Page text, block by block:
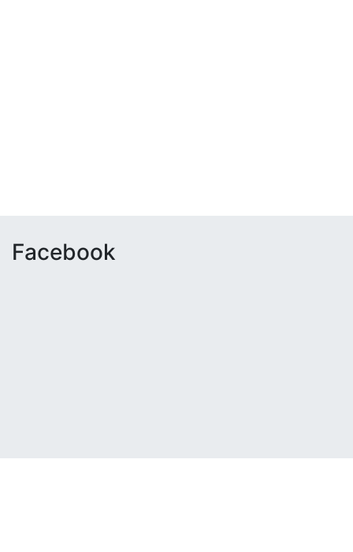
Facebook